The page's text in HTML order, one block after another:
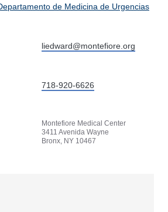
de Medicina de Urgencias
liedward@montefiore.org
718-920-6626
Montefiore Medical Center
3411 Avenida Wayne
Bronx, NY 10467